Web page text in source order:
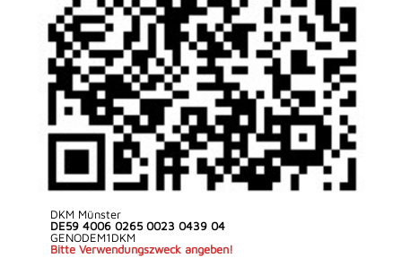
DKM Münster
DE59 4006 0265 0023 0439 04
GENODEM1DKM
Bitte Verwendungszweck angeben!